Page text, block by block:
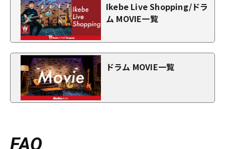
Ikebe Live Shopping/ドラ
ム MOVIE一覧
ドラム MOVIE一覧
FAQ